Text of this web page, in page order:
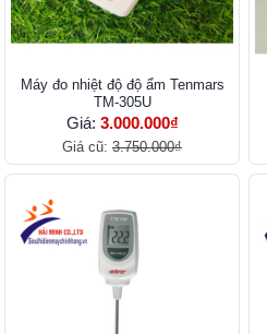
Máy đo nhiệt độ độ ẩm Tenmars
TM-305U
Giá: 3.000.000₫
Giá cũ: 3.750.000₫